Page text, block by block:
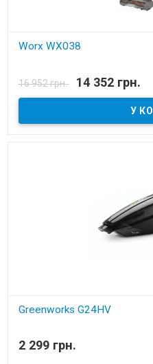
Worx WX038
16 952 грн. 14 352 грн.
Greenworks G24HV
2 299 грн.